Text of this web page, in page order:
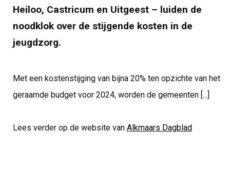
Heiloo, Castricum en Uitgeest – luiden de
noodklok over de stijgende kosten in de
jeugdzorg.
Met een kostenstijging van bijna 20% ten opzichte van het
geraamde budget voor 2024, worden de gemeenten [...]
Lees verder op de website van Alkmaars Dagblad